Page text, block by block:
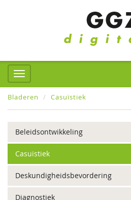
Bladeren Casuïstiek
Beleidsontwikkeling
Casuïstiek
Deskundigheidsbevordering
Diagnostiek